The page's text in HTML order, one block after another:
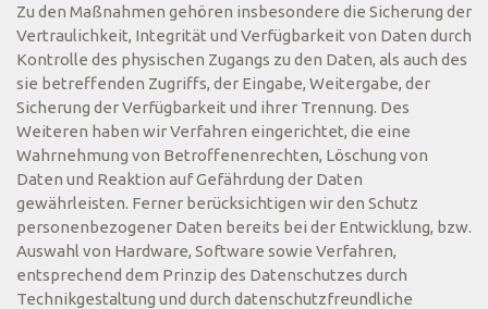
Zu den Maßnahmen gehören insbesondere die Sicherung der
Vertraulichkeit, Integrität und Verfügbarkeit von Daten durch
Kontrolle des physischen Zugangs zu den Daten, als auch des
sie betreffenden Zugriffs, der Eingabe, Weitergabe, der
Sicherung der Verfügbarkeit und ihrer Trennung. Des
Weiteren haben wir Verfahren eingerichtet, die eine
Wahrnehmung von Betroffenenrechten, Löschung von
Daten und Reaktion auf Gefährdung der Daten
gewährleisten. Ferner berücksichtigen wir den Schutz
personenbezogener Daten bereits bei der Entwicklung, bzw.
Auswahl von Hardware, Software sowie Verfahren,
entsprechend dem Prinzip des Datenschutzes durch
Technikgestaltung und durch datenschutzfreundliche